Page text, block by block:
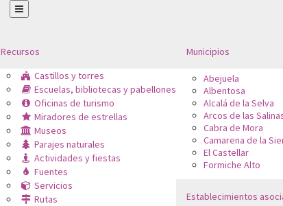
Recursos
Castillos y torres
Escuelas, bibliotecas y pabellones
Oficinas de turismo
Miradores de estrellas
Museos
Parajes naturales
Actividades y fiestas
Fuentes
Servicios
Rutas
Municipios
Abejuela
Albentosa
Alcalá de la Selva
Arcos de las
Cabra de Mora
Camarena de la
El Castellar
Formiche Alto
Establecimientos